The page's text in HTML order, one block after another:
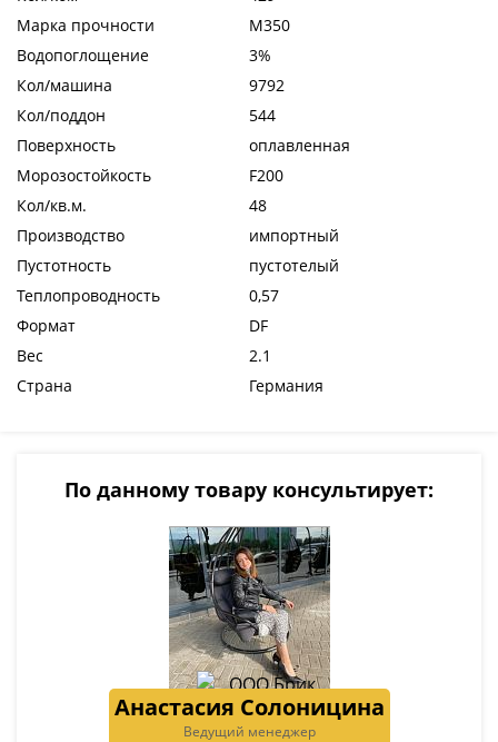
Марка прочности
М350
Водопоглощение
3%
Кол/машина
9792
Кол/поддон
544
Поверхность
оплавленная
Морозостойкость
F200
Кол/кв.м.
48
Производство
импортный
Пустотность
пустотелый
Теплопроводность
0,57
Формат
DF
Вес
2.1
Страна
Германия
По данному товару консультирует:
Анастасия Солоницина
Ведущий менеджер